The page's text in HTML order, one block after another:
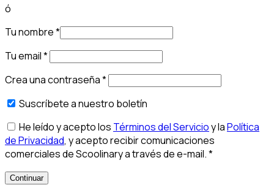
ó
Tu nombre*
Tu email*
Crea una contraseña*
Suscríbete a nuestro boletín
He leído y acepto los Términos del Servicioy laPolítica
de Privacidad, y acepto recibir comunicaciones
comerciales de Scoolinary a través de e-mail.*
Continuar